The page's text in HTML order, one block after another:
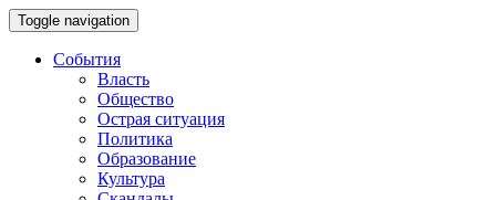
Toggle navigation
События
Власть
Общество
Острая ситуация
Политика
Образование
Культура